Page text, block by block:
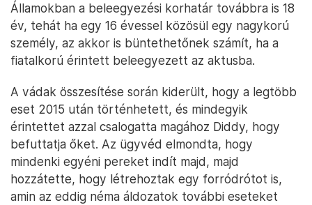
Államokban a beleegyezési korhatár továbbra is 18
év, tehát ha egy 16 évessel közösül egy nagykorú
személy, az akkor is büntethetőnek számít, ha a
fiatalkorú érintett beleegyezett az aktusba.
A vádak összesítése során kiderült, hogy a legtöbb
eset 2015 után történhetett, és mindegyik
érintettet azzal csalogatta magához Diddy, hogy
befuttatja őket. Az ügyvéd elmondta, hogy
mindenki egyéni pereket indít majd, majd
hozzátette, hogy létrehoztak egy forródrótot is,
amin az eddig néma áldozatok további eseteket